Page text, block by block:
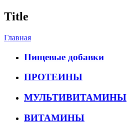
Title
Главная
Пищевые добавки
ПРОТЕИНЫ
МУЛЬТИВИТАМИНЫ
ВИТАМИНЫ